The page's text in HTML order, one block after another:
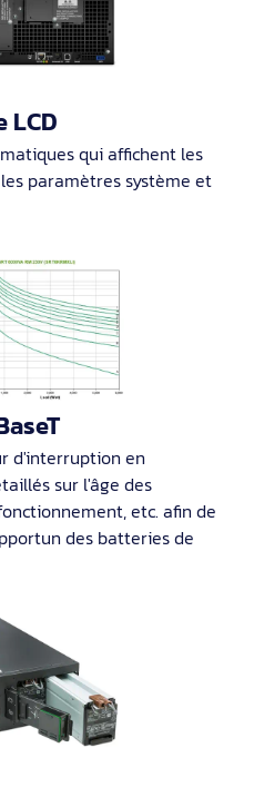
LCD
qui affichent les
paramètres système et
d'interruption en
sur l'âge des
etc. afin de
des batteries de